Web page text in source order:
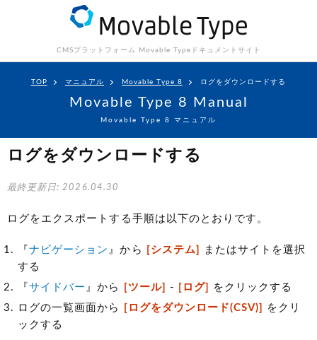
CMSプラットフォーム Movable Type ドキュメントサイト
TOP マニュアル Movable Type 8 ログをダウンロードする
Movable Type 8 Manual
Movable Type 8 マニュアル
ログをダウンロードする
最終更新日: 2026.04.30
ログをエクスポートする手順は以下のとおりです。
『ナビゲーション 』から [システム]
またはサイトを選択
する
『サイドバー 』から [ツール] - [ログ]
をクリックする
ログの一覧画面から
[ログをダウンロード(CSV)]
をクリ
ックする